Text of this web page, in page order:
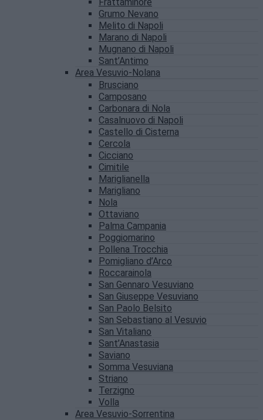
Grumo Nevano
Melito di Napoli
Marano di Napoli
Mugnano di Napoli
Sant’Antimo
Area Vesuvio-Nolana
Brusciano
Camposano
Carbonara di Nola
Casalnuovo di Napoli
Castello di Cisterna
Cercola
Cicciano
Cimitile
Mariglianella
Marigliano
Nola
Ottaviano
Palma Campania
Poggiomarino
Pollena Trocchia
Pomigliano d’Arco
Roccarainola
San Gennaro Vesuviano
San Giuseppe Vesuviano
San Paolo Belsito
San Sebastiano al Vesuvio
San Vitaliano
Sant’Anastasia
Saviano
Somma Vesuviana
Striano
Terzigno
Volla
Area Vesuvio-Sorrentina